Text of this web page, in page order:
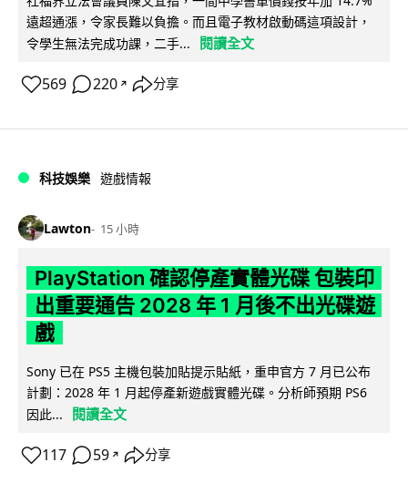
遠超通漲，令家長難以負擔。而且電子教材啟動碼這項設計，
令學生無法完成功課，二手...
閱讀全文
569 220 ↗ 分享
科技娛樂 遊戲情報
Lawton 15 小時
PlayStation 確認停產實體光碟 包裝印
出重要通告 2028 年 1 月後不出光碟遊
戲
Sony 已在 PS5 主機包裝加貼提示貼紙，重申官方 7 月已公布
計劃：2028 年 1 月起停產新遊戲實體光碟。分析師預期 PS6
因此...
閱讀全文
117 59 ↗ 分享